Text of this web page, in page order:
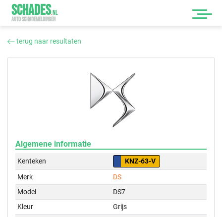
SCHADES.NL
AUTO SCHADEMELDINGEN
terug naar resultaten
Algemene informatie
Kenteken
KNZ-63-V
Merk
DS
Model
DS7
Kleur
Grijs